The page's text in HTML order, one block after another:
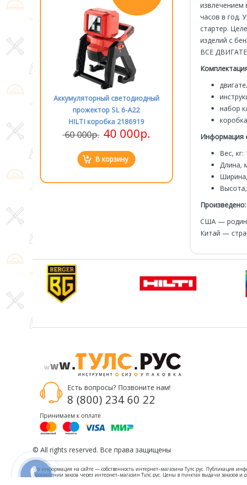
Аккумуляторный светодиодный
прожектор SL 6-A22
HILTI коробка 2186919
60 000р. 40 000р.
В корзину
Аккумуляторный
прожектор SL
HILTI коробка
60 000р. 40
В корзину
извлечением
часов в год.
стартер.
изделий с
ВСЕ
набор
коробка
Информация
Вес, кг:
Длина,
Произведено:
США —
Китай —
Есть вопросы? Позвоните нам!
8 (800) 234 60 22
Принимаем к оплате
© All rights reserved. Все права защищены
Вся информация на сайте — собственность интернет–магазина Тулс.рус. Публикация
оформлении заказа через интернет–магазин Тулс.рус. Цены в пунктах выдачи